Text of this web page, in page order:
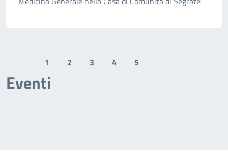
Previous page
1 2 3 4 5
Eventi